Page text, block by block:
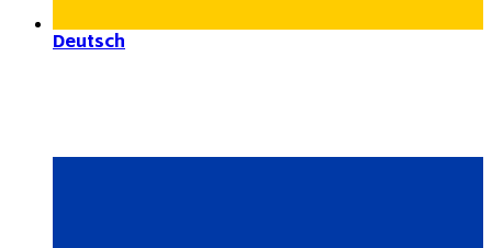
Deutsch